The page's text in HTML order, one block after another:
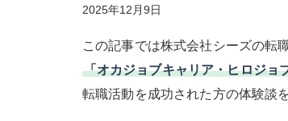
2025年12月9日
この記事では株式会社シーズの転
「オカジョブキャリア・ヒロジョ
転職活動を成功された方の体験談